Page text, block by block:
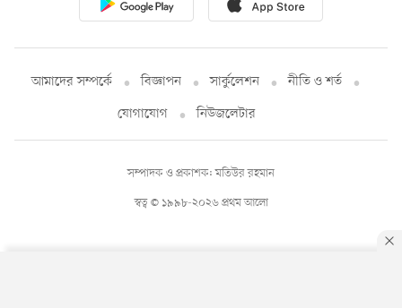
আমাদের সম্পর্কে বিজ্ঞাপন সার্কুলেশন
নীতি ও শর্ত
যোগাযোগ
নিউজলেটার
স্বত্ব © ১৯৯৮-২০২৬ প্রথম আলো
সম্পাদক ও প্রকাশক: মতিউর রহমান